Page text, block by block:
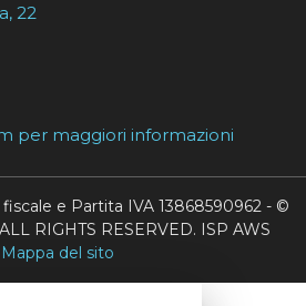
22
per maggiori informazioni
e Partita IVA 13868590962 - ©
RIGHTS RESERVED. ISP AWS
Mappa del sito